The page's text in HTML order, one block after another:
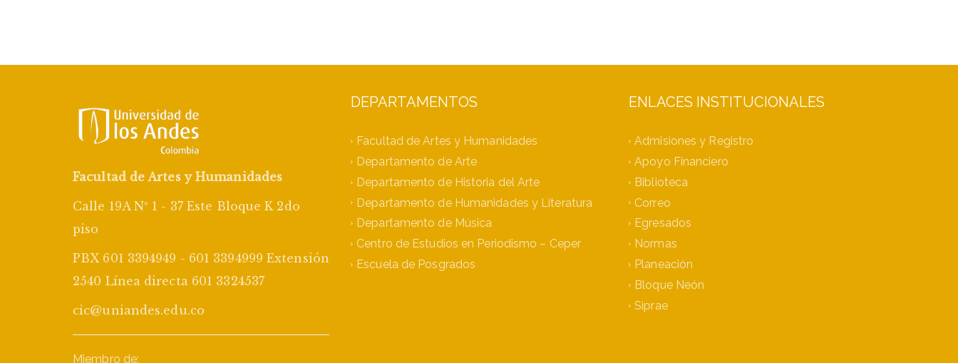
Facultad de Artes y Humanidades
Calle 19A Nº 1 - 37 Este Bloque K 2do
piso
PBX 601 3394949 - 601 3394999 Extensión
2540 Línea directa 601 3324537
cic@uniandes.edu.co
Miembro de:
DEPARTAMENTOS
Facultad de Artes y Humanidades
Departamento de Arte
Departamento de Historia del Arte
Departamento de Humanidades y Literatura
Departamento de Música
Centro de Estudios en Periodismo – Ceper
Escuela de Posgrados
ENLACES INSTITUCIONALES
Admisiones y Registro
Apoyo Financiero
Biblioteca
Correo
Egresados
Normas
Planeación
Bloque Neón
Siprae